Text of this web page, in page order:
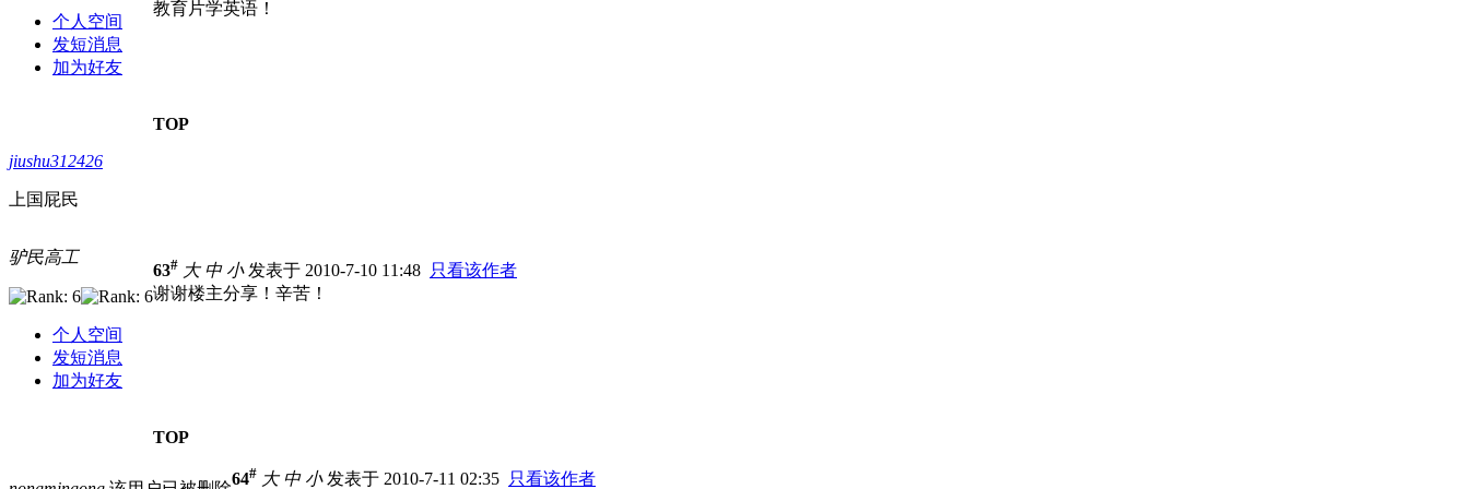
个人空间
发短消息
加为好友
教育片学英语！
TOP
jiushu312426
上国屁民
驴民高工
个人空间
发短消息
加为好友
63# 大 中 小发表于 2010-7-10 11:48 只看该作者
谢谢楼主分享！辛苦！
TOP
64# 大 中 小发表于 2010-7-11 02:35 只看该作者